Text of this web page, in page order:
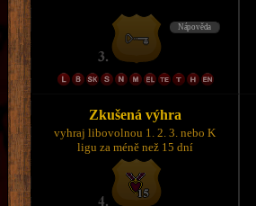
Zkušená výhra
vyhraj libovolnou 1. 2. 3. nebo K
ligu za méně než 15 dní